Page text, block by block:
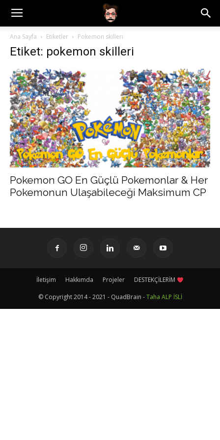
Ana Sayfa Etiketler Pokemon skilleri
Etiket: pokemon skilleri
Pokemon GO En Güçlü Pokemonlar & Her
Pokemonun Ulaşabileceği Maksimum CP
İletişim Hakkımda Projeler DESTEKÇİLERİM
© Copyright 2014 - 2021 - QuadBrain -Taha ALP İSLİ